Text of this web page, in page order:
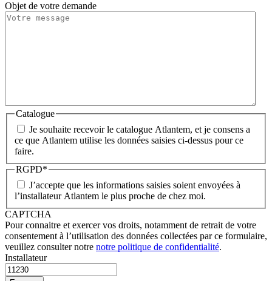
Objet de votre demande
Catalogue
Je souhaite recevoir le catalogue Atlantem, et je consens a
ce que Atlantem utilise les données saisies ci-dessus pour ce
faire.
RGPD*
J’accepte que les informations saisies soient envoyées à
l’installateur Atlantem le plus proche de chez moi.
CAPTCHA
Pour connaitre et exercer vos droits, notamment de retrait de votre
consentement à l’utilisation des données collectées par ce formulaire,
veuillez consulter notre notre politique de confidentialité.
Installateur